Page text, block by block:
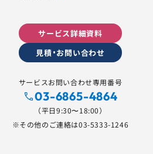
サービス詳細資料
見積・お問い合わせ
サービスお問い合わせ専用番号
03-6865-4864
（平日9:30〜18:00）
※その他のご連絡は03-5333-1246